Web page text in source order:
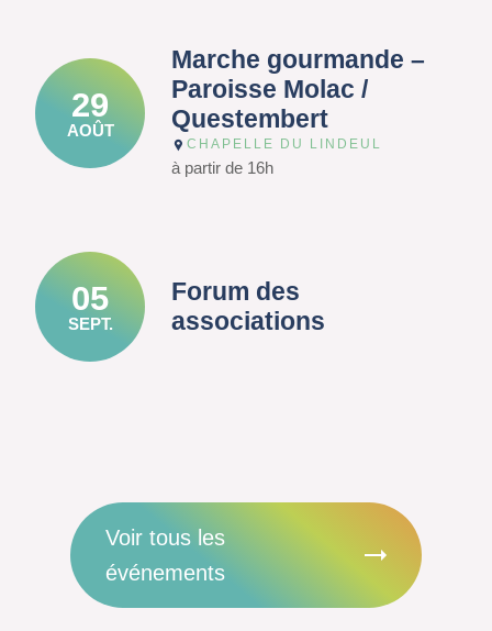
29
AOÛT
Marche gourmande –
Paroisse Molac /
Questembert
CHAPELLE DU LINDEUL
à partir de 16h
05
SEPT.
Forum des
associations
Voir tous les
événements